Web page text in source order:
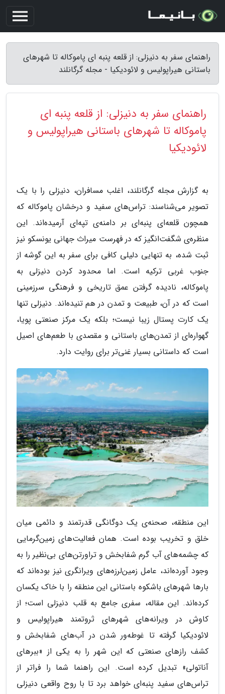
راهنمای سفر به دنیزلی: از قلعه پنبه ای پاموکاله تا شهرهای
باستانی هیراپولیس و لائودیکیا - مجله گرگانلند
راهنمای سفر به دنیزلی: از قلعه پنبه ای
پاموکاله تا شهرهای باستانی هیراپولیس و
لائودیکیا
به گزارش مجله گرگانلند، اغلب مسافران، دنیزلی را با یک
تصویر می‌شناسند: تراس‌های سفید و درخشان پاموکاله که
همچون قلعه‌ای پنبه‌ای بر دامنه‌ی تپه‌ای آرمیده‌اند. این
منظره‌ی شگفت‌انگیز که در فهرست میراث جهانی یونسکو نیز
ثبت شده، به تنهایی دلیلی کافی برای سفر به این گوشه از
جنوب غربی ترکیه است. اما محدود کردن دنیزلی به
پاموکاله، نادیده گرفتن عمق تاریخی و فرهنگی سرزمینی
است که در آن، طبیعت و تمدن در هم تنیده‌اند. دنیزلی تنها
یک کارت پستال زیبا نیست؛ بلکه یک مرکز صنعتی پویا،
گهواره‌ای از تمدن‌های باستانی و مقصدی با طعم‌های اصیل
است که داستانی بسیار غنی‌تر برای روایت دارد.
این منطقه، صحنه‌ی یک دوگانگی قدرتمند و دائمی میان
خلق و تخریب بوده است. همان فعالیت‌های زمین‌گرمایی
که چشمه‌های آب گرم شفابخش و تراورتن‌های بی‌نظیر را به
وجود آورده‌اند، عامل زمین‌لرزه‌های ویرانگری نیز بوده‌اند که
بارها شهرهای باشکوه باستانی این منطقه را با خاک یکسان
کرده‌اند. این مقاله، سفری جامع به قلب دنیزلی است؛ از
کاوش در ویرانه‌های شهرهای ثروتمند هیراپولیس و
لائودیکیا گرفته تا غوطه‌ور شدن در آب‌های شفابخش و
کشف رازهای صنعتی که این شهر را به یکی از «ببرهای
آناتولی» تبدیل کرده است. این راهنما شما را فراتر از
تراس‌های سفید پنبه‌ای خواهد برد تا با روح واقعی دنیزلی